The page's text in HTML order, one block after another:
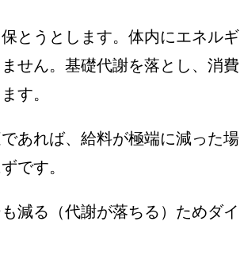
とうとします。体内にエネルギ
せん。基礎代謝を落とし、消費
す。
あれば、給料が極端に減った場
です。
減る（代謝が落ちる）ためダイ